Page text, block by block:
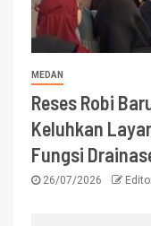
MEDAN
Reses Robi
Keluhkan
Fungsi
26/07/2026